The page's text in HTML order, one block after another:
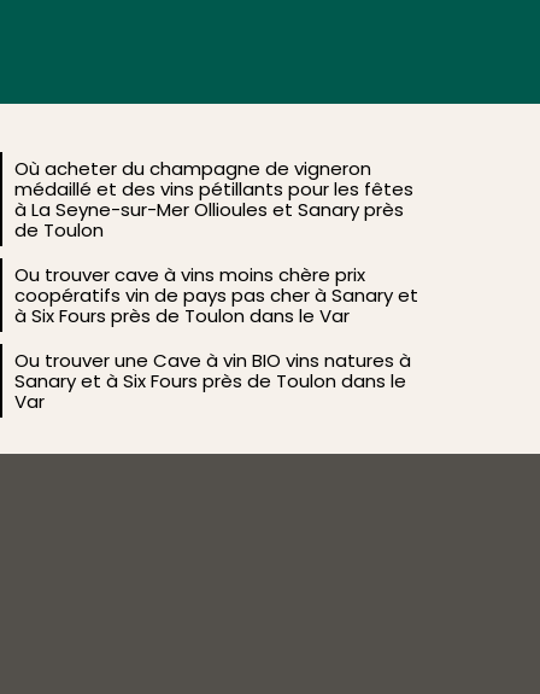
Où acheter du champagne de vigneron
médaillé et des vins pétillants pour les fêtes
à La Seyne-sur-Mer Ollioules et Sanary près
de Toulon
Ou trouver cave à vins moins chère prix
coopératifs vin de pays pas cher à Sanary et
à Six Fours près de Toulon dans le Var
Ou trouver une Cave à vin BIO vins natures à
Sanary et à Six Fours près de Toulon dans le
Var